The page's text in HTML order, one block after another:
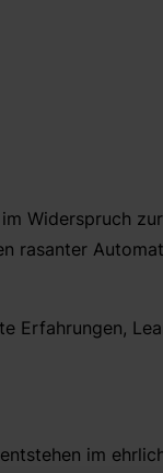
Widerspruch
rasanter
Erfahrungen,
im